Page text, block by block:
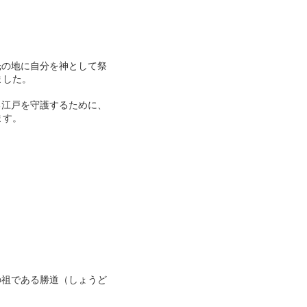
地に自分を神として祭
た。
戸を守護するために、
。
である勝道（しょうど